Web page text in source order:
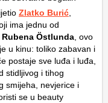
Zlatko Burić
ima jednu od
Rubena Östlunda , ovo
u kinu: toliko zabavan i
postaje sve luđa i luđa,
stidljivog i tihog
smijeha, nevjerice i
se u beauty